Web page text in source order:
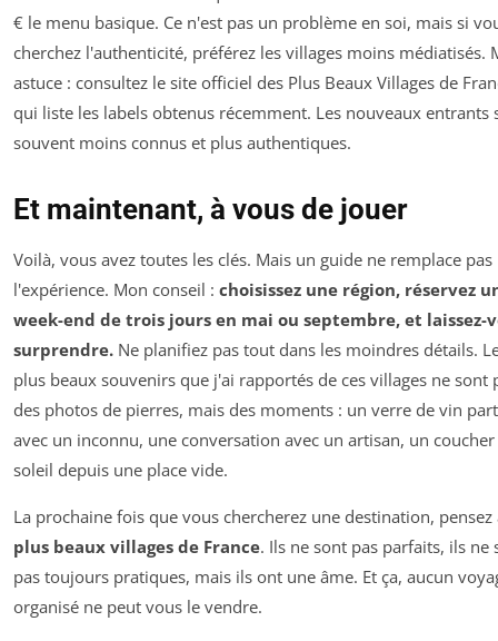
€ le menu basique. Ce n'est pas un problème en soi, mais si
cherchez l'authenticité, préférez les villages moins médiatisés.
astuce : consultez le site officiel des Plus Beaux Villages de
qui liste les labels obtenus récemment. Les nouveaux entrants
souvent moins connus et plus authentiques.
Et maintenant, à vous de jouer
Voilà, vous avez toutes les clés. Mais un guide ne remplace pas
l'expérience. Mon conseil : choisissez une région, réservez
week-end de trois jours en mai ou septembre, et laissez-
surprendre. Ne planifiez pas tout dans les moindres détails.
plus beaux souvenirs que j'ai rapportés de ces villages ne sont
des photos de pierres, mais des moments : un verre de vin
avec un inconnu, une conversation avec un artisan, un
soleil depuis une place vide.
La prochaine fois que vous chercherez une destination, pensez
plus beaux villages de France. Ils ne sont pas parfaits, ils ne
pas toujours pratiques, mais ils ont une âme. Et ça, aucun
organisé ne peut vous le vendre.